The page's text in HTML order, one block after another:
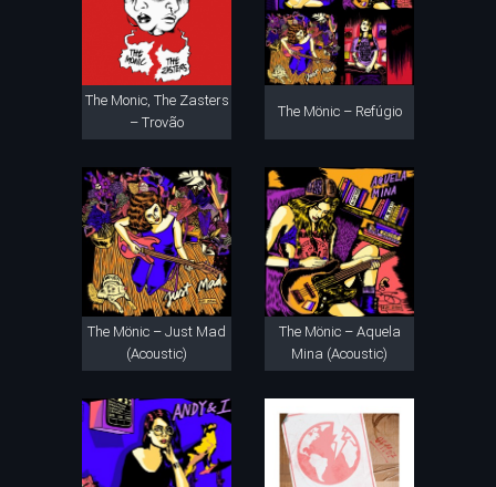
The Monic, The Zasters
– Trovão
The Mönic – Refúgio
The Mönic – Just Mad
(Acoustic)
The Mönic – Aquela
Mina (Acoustic)